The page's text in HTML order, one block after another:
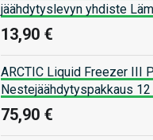
jäähdytyslevyn yhdiste
13,90 €
ARCTIC Liquid Freezer III
Nestejäähdytyspakkaus
75,90 €